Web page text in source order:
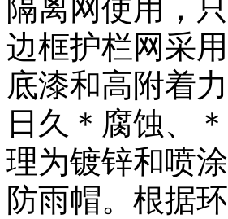
隔离网使用，
边框护栏网采
底漆和高附着
日久＊腐蚀、
理为镀锌和喷
防雨帽。根据